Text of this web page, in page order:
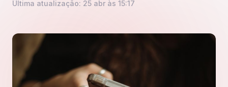
Última atualização: 25 abr às 15:17